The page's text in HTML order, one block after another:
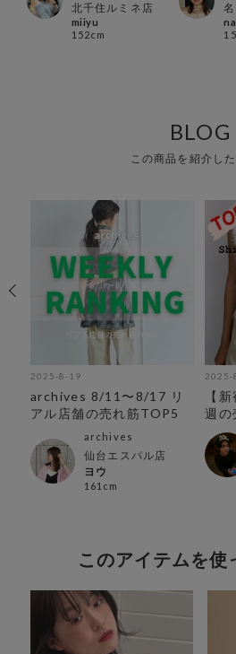
北千住ルミネ店
miiyu
152cm
BLOG
この商品を紹介し
2025-8-19
archives 8/11〜8/17 リ
アル店舗の売れ筋TOP5
archives
仙台エスパル店
ヨウ
161cm
2025-
【
週の
このアイテムを使